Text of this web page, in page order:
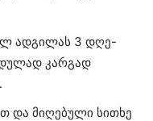
ადგილას 3 დღე-
კარგად
და მიღებული სითხე